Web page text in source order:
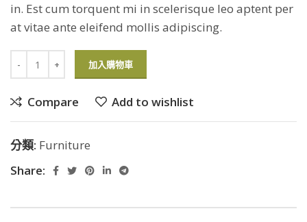
in. Est cum torquent mi in scelerisque leo aptent per
at vitae ante eleifend mollis adipiscing.
加入購物車
Compare Add to wishlist
分類: Furniture
Share: